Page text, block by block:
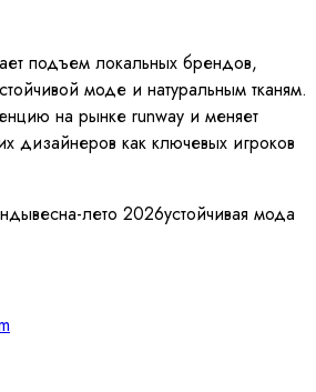
подъем локальных брендов,
моде и натуральным тканям.
на рынке runway и меняет
дизайнеров как ключевых игроков
весна-лето 2026устойчивая мода